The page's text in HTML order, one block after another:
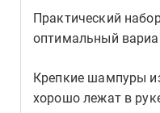
Практический
оптимальный
Крепкие шампуры
хорошо лежат в